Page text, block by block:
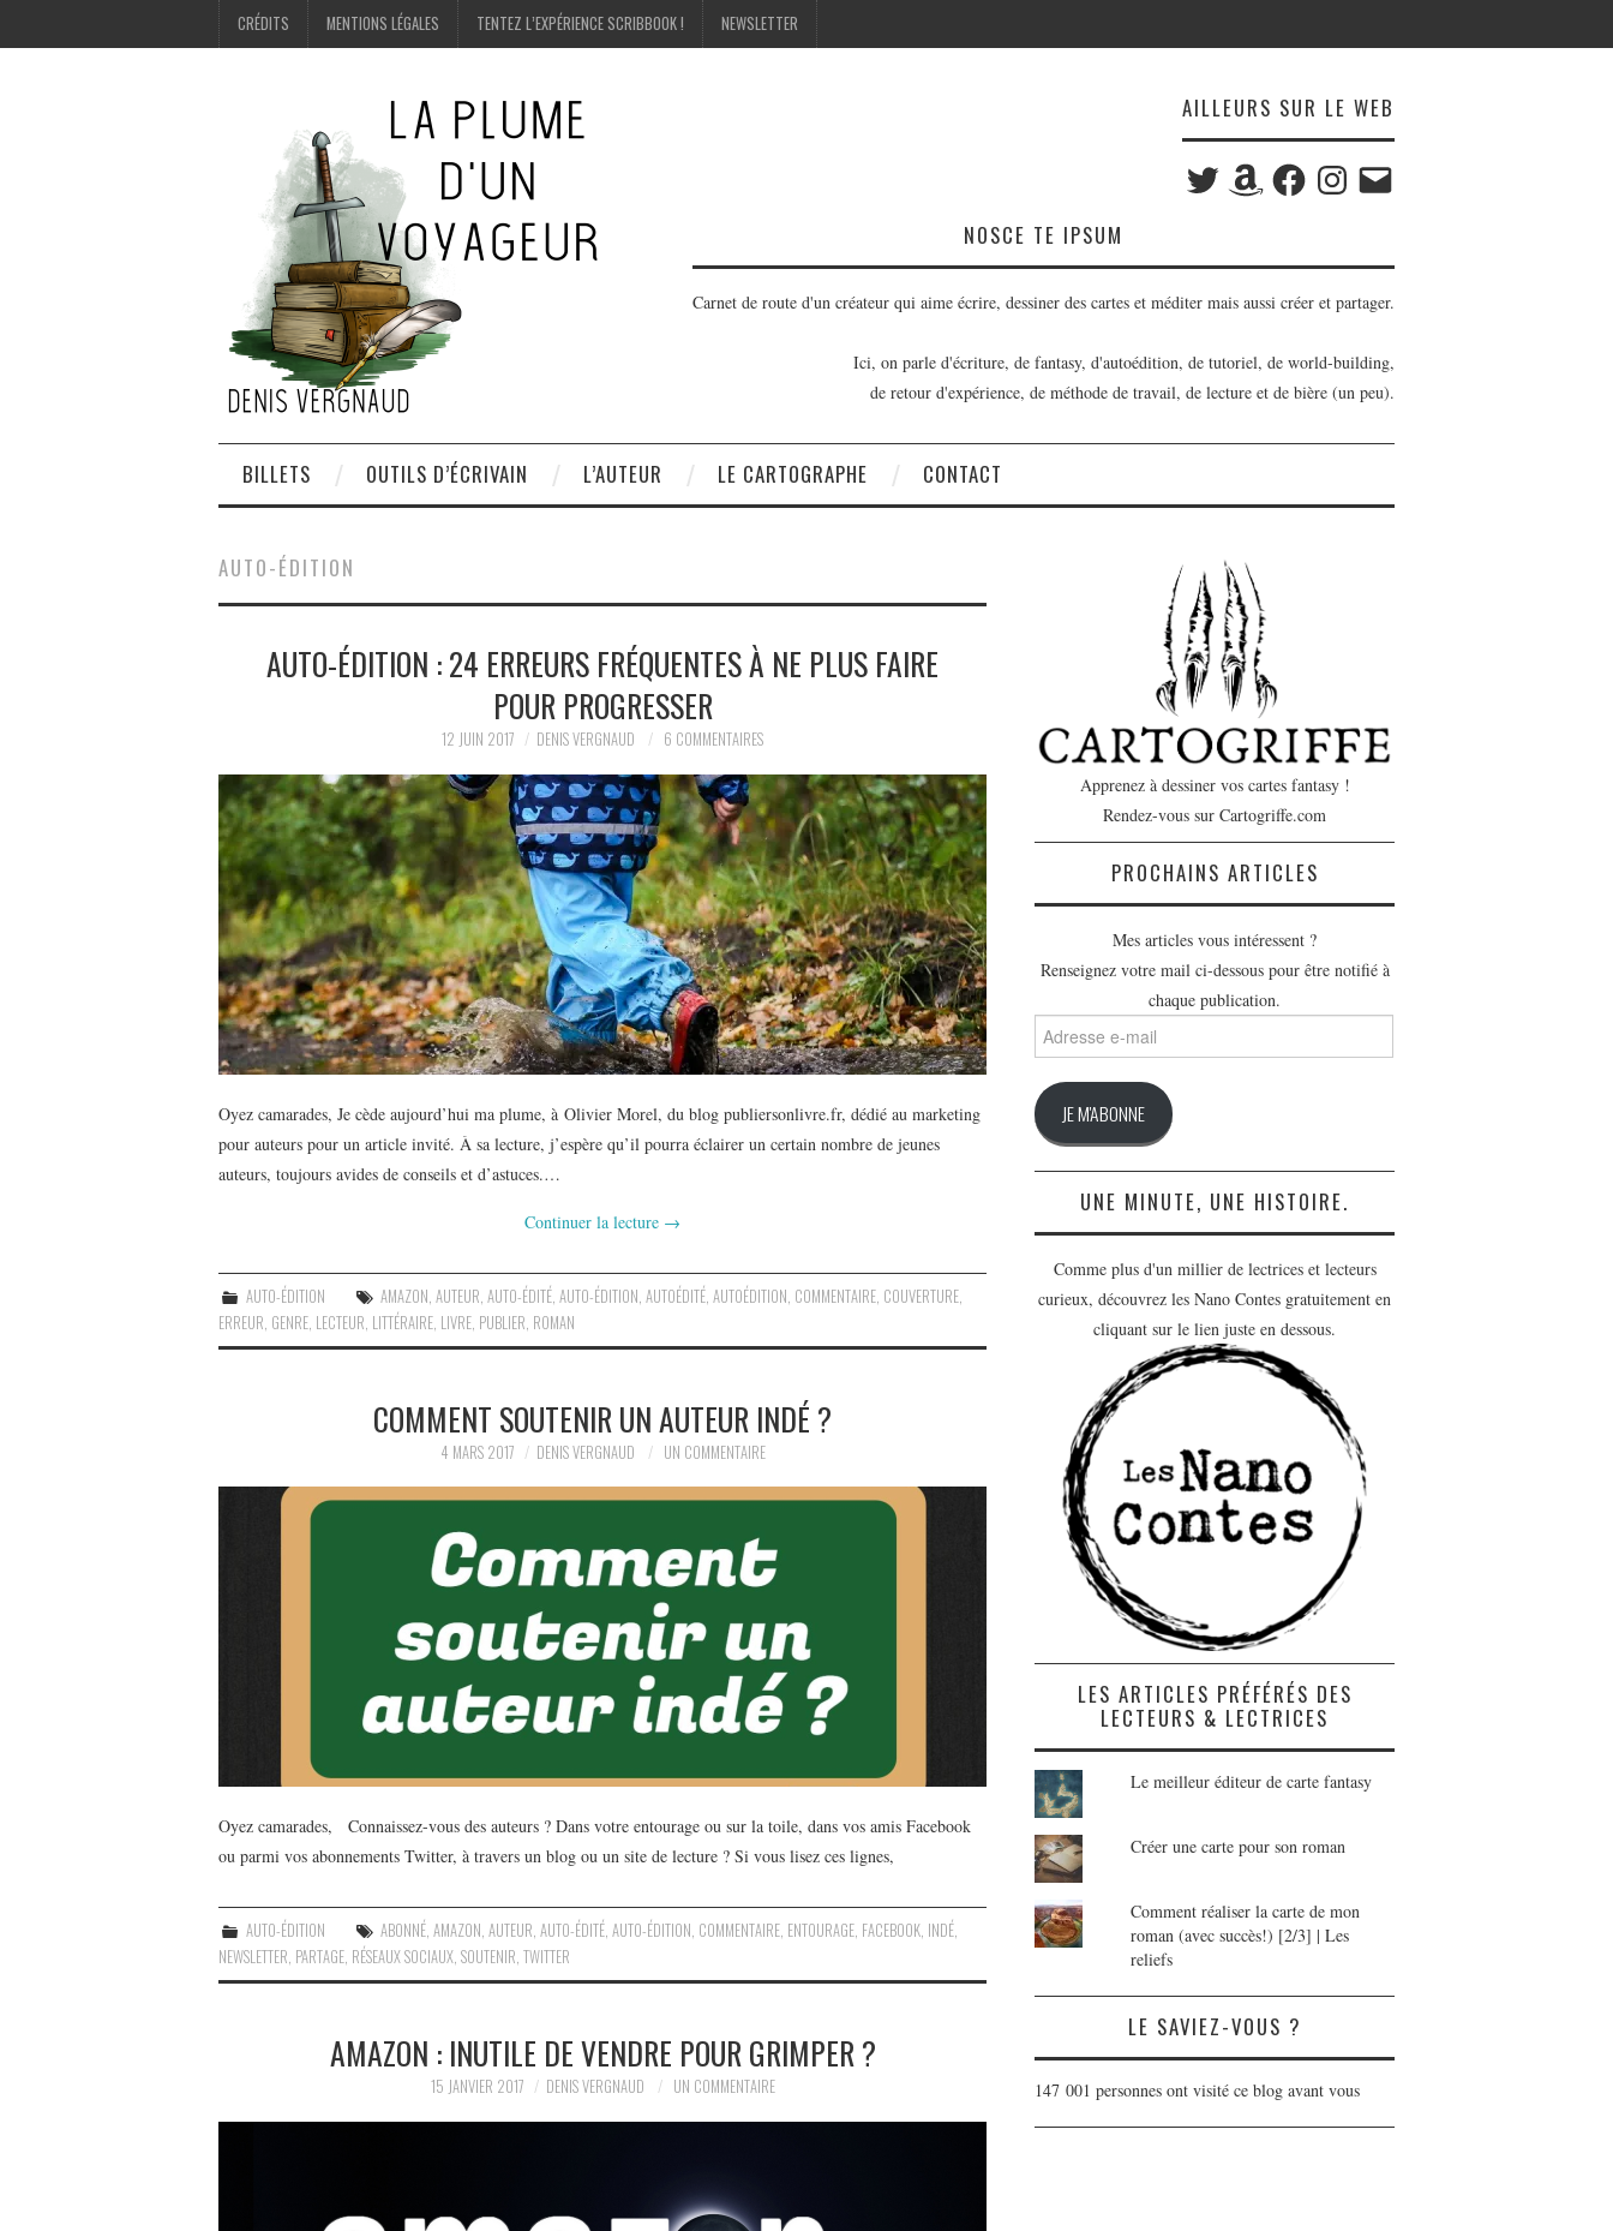
CRÉDITS MENTIONS LÉGALES TENTEZ L’EXPÉRIENCE SCRIBBOOK ! NEWSLETTER
AILLEURS SUR LE WEB
Twitter AmazonFacebookInstagram
E-
mail
NOSCE TE IPSUM
Carnet de route d'un créateur qui aime écrire, dessiner des cartes et méditer mais aussi créer et partager.
Ici, on parle d'écriture, de fantasy, d'autoédition, de tutoriel, de world-building,
de retour d'expérience, de méthode de travail, de lecture et de bière (un peu).
BILLETS OUTILS D’ÉCRIVAIN L’AUTEUR LE CARTOGRAPHE CONTACT
AUTO-ÉDITION
AUTO-ÉDITION : 24 ERREURS FRÉQUENTES À NE PLUS FAIRE
POUR PROGRESSER
12 JUIN 2017 DENIS VERGNAUD 6 COMMENTAIRES
Oyez camarades, Je cède aujourd’hui ma plume, à Olivier Morel, du blog publiersonlivre.fr, dédié au marketing
pour auteurs pour un article invité. À sa lecture, j’espère qu’il pourra éclairer un certain nombre de jeunes
auteurs, toujours avides de conseils et d’astuces.…
Continuer la lecture →
AUTO-ÉDITION AMAZON ,AUTEUR ,AUTO-ÉDITÉ ,AUTO-ÉDITION ,AUTOÉDITÉ ,AUTOÉDITION COMMENTAIRE COUVERTURE
ERREUR GENRE LECTEUR LITTÉRAIRE LIVRE PUBLIER ROMAN
COMMENT SOUTENIR UN AUTEUR INDÉ ?
4 MARS 2017 DENIS VERGNAUD UN COMMENTAIRE
Oyez camarades, Connaissez-vous des auteurs ? Dans votre entourage ou sur la toile, dans vos amis Facebook
ou parmi vos abonnements Twitter, à travers un blog ou un site de lecture ? Si vous lisez ces lignes,
AUTO-ÉDITION ABONNÉ,AMAZON,AUTEUR,AUTO-ÉDITÉ,AUTO-ÉDITION, COMMENTAIRE, ENTOURAGE, FACEBOOK, INDÉ,
NEWSLETTER, PARTAGE, RÉSEAUX SOCIAUX, SOUTENIR, TWITTER
AMAZON : INUTILE DE VENDRE POUR GRIMPER ?
15 JANVIER 2017 DENIS VERGNAUD UN COMMENTAIRE
Apprenez à dessiner vos cartes fantasy !
Rendez-vous sur Cartogriffe.com
PROCHAINS ARTICLES
Mes articles vous intéressent ?
Renseignez votre mail ci-dessous pour être notifié à
chaque publication.
Adresse
e-
JE M'ABONNE
UNE MINUTE, UNE HISTOIRE.
Comme plus d'un millier de lectrices et lecteurs
curieux, découvrez les Nano Contes gratuitement en
cliquant sur le lien juste en dessous.
LES ARTICLES PRÉFÉRÉS DES
LECTEURS & LECTRICES
Le meilleur éditeur de carte fantasy
Créer une carte pour son roman
Comment réaliser la carte de mon
roman (avec succès!) [2/3] | Les
reliefs
LE SAVIEZ-VOUS ?
147 001 personnes ont visité ce blog avant vous